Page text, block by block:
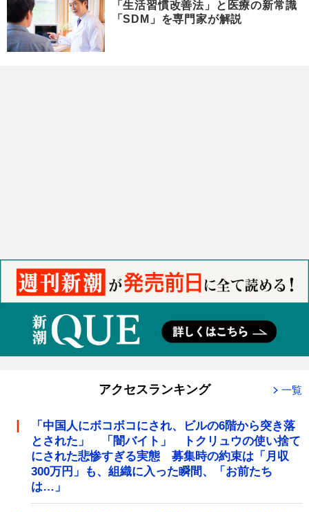
「生活習慣改善法」と医療の新常識
「SDM」を専門家が解説
アクセスランキング 一覧
「中国人にボコボコにされ、ビルの6階から突き落
とされた」 「闇バイト」 トクリュウの使い捨て
にされた悲惨すぎる実態 募集時の約束は「月収
300万円」も、組織に入った瞬間、「お前たち
は…」